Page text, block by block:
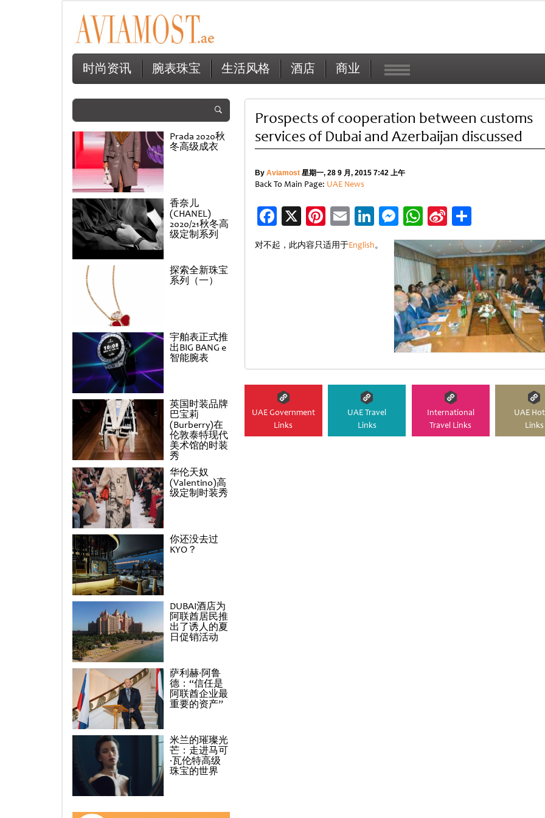
时尚资讯 腕表珠宝 生活风格 酒店 商业
Prada 2020秋
冬高级成衣
香奈儿
(CHANEL)
2020/21秋冬高
级定制系列
探索全新珠宝
系列（一）
宇舶表正式推
出BIG BANG e
智能腕表
英国时装品牌
巴宝莉
(Burberry)在
伦敦泰特现代
美术馆的时装
秀
华伦天奴
(Valentino)高
级定制时装秀
你还没去过
KYO？
DUBAI酒店为
阿联酋居民推
出了诱人的夏
日促销活动
萨利赫·阿鲁
德：“信任是
阿联酋企业最
重要的资产”
米兰的璀璨光
芒：走进马可
·瓦伦特高级
珠宝的世界
Prospects of cooperation between customs
services of Dubai and Azerbaijan discussed
By Aviamost星期一, 28 9 月, 2015 7:42 上午
Back To Main Page: UAE News
Facebook
X Pinterest
EmailLinkedIn
Messenger
WhatsApp
Sina
Weibo
分
享
对不起，此内容只适用于English。
UAE Government
Links
UAE Travel
Links
International
Travel Links
UAE
Links